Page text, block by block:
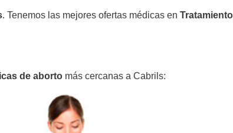
. Tenemos las mejores ofertas médicas en
de aborto más cercanas a Cabrils: